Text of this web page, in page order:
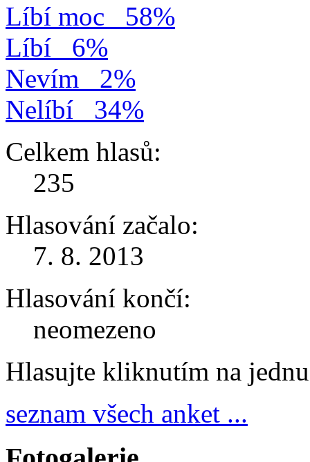
Líbí moc
58%
Líbí
6%
Nevím
2%
Nelíbí
34%
Celkem hlasů:
235
Hlasování začalo:
7. 8. 2013
Hlasování končí:
neomezeno
Hlasujte kliknutím na
seznam všech anket ...